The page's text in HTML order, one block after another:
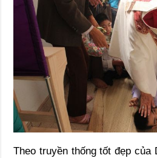
Theo truyền thống tốt đẹp của